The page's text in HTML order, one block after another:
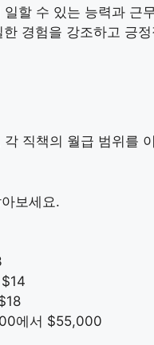
일할 수 있는 능력과 근
한 경험을 강조하고 긍
직책의 월급 범위를
보세요.
에서 $55,000